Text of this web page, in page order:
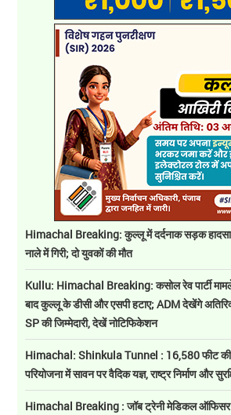
Himachal Breaking: कुल्लू में दर्दनाक सड़क
नाले में गिरी; दो युवकों की मौत
Kullu: Himachal Breaking: कसोल रेव पार्टी
बाद कुल्लू के डीसी और एसपी हटाए; ADM देखेंगे
SP की जिम्मेदारी, देखें नोटिफिकेशन
Himachal: Shinkula Tunnel : 16,580 फीट
परियोजना में सावन पर वैदिक यज्ञ, राष्ट्र निर्माण और
Himachal Breaking : जॉब ट्रेनी मेडिकल